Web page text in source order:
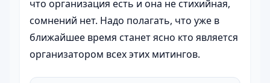
что организация есть и она не стихийная,
сомнений нет. Надо полагать, что уже в
ближайшее время станет ясно кто является
организатором всех этих митингов.